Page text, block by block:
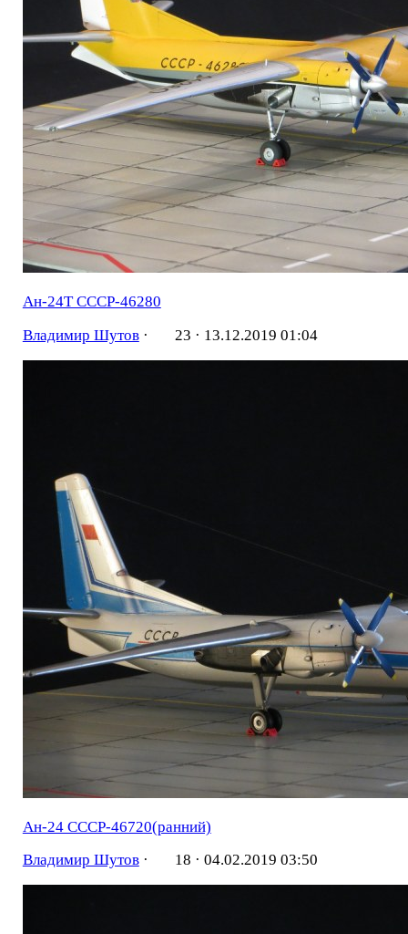
Ан-24Т СССР-46280
Владимир Шутов· 23 · 13.12.2019 01:04
Ан-24 СССР-46720(ранний)
Владимир Шутов· 18 · 04.02.2019 03:50